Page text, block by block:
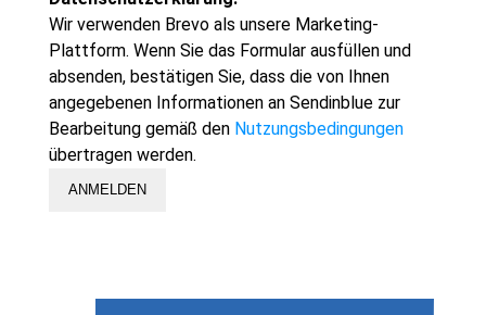
Wir verwenden Brevo als unsere Marketing-
Plattform. Wenn Sie das Formular ausfüllen und
absenden, bestätigen Sie, dass die von Ihnen
angegebenen Informationen an Sendinblue zur
Bearbeitung gemäß den Nutzungsbedingungen
übertragen werden.
ANMELDEN